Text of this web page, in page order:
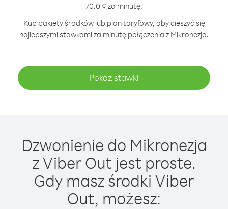
70.0 ¢ za minutę.
Kup pakiety środków lub plan taryfowy, aby cieszyć się
najlepszymi stawkami za minutę połączenia z Mikronezja.
Pokaż stawki
Dzwonienie do Mikronezja
z Viber Out jest proste.
Gdy masz środki Viber
Out, możesz: